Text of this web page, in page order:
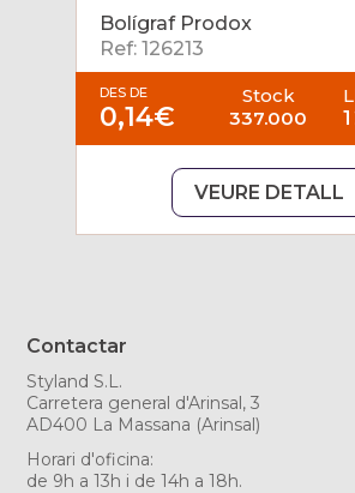
Bolígraf Prodox
Ref: 126213
DES DE
0,14€
Stock
337.000
VEURE DETALL
Contactar
Styland S.L.
Carretera general d'Arinsal, 3
AD400 La Massana (Arinsal)
Horari d'oficina:
de 9h a 13h i de 14h a 18h.